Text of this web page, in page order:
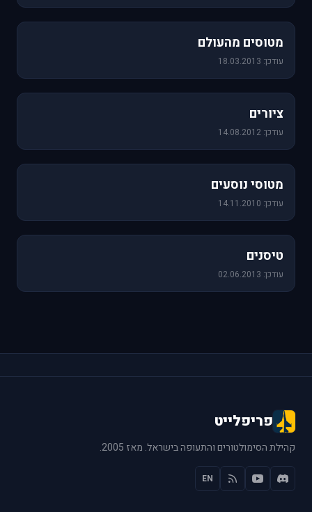
מטוסים מהעולם
עודכן: 18.03.2013
ציורים
עודכן: 14.08.2012
מטוסי נוסעים
עודכן: 14.11.2010
טיסנים
עודכן: 02.06.2013
פריפלייט
קהילת הסימולטורים והתעופה בישראל. מאז 2005.
EN